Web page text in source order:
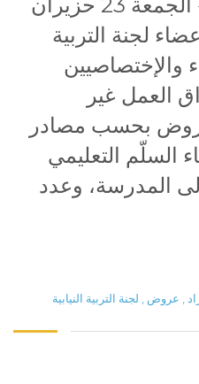
لجنة التربية
والإختصاصيين
العمل غير
بحسب مصادر
السلّم التعليمي
المدرسة، وعدد
عروض لجنة التربية النيابية